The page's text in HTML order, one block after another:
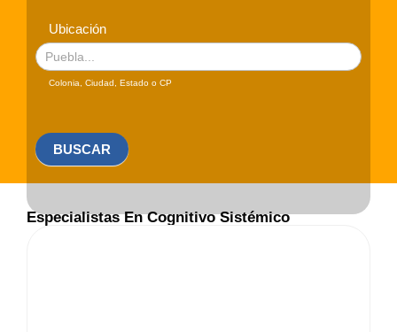
Ubicación
Colonia, Ciudad, Estado o CP
BUSCAR
Especialistas En Cognitivo Sistémico